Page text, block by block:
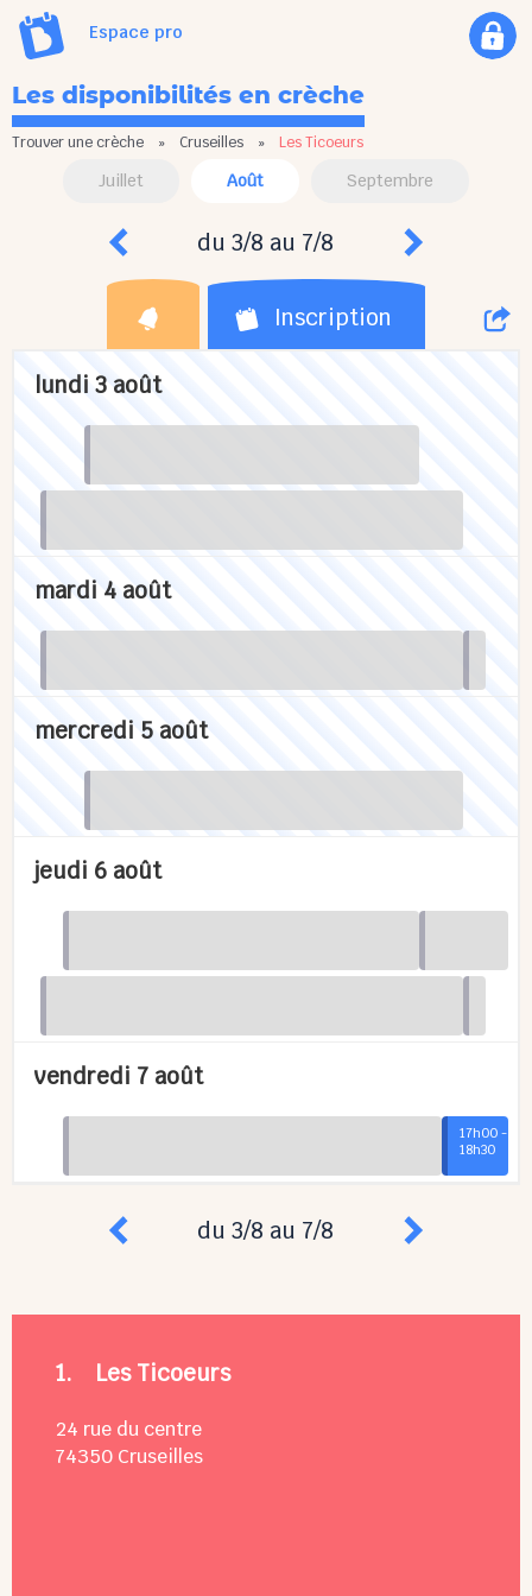
Espace pro
Les disponibilités en crèche
Trouver une crèche » Cruseilles » Les Ticoeurs
Juillet Août Septembre
du 3/8 au 7/8
Inscription
lundi 3 août
mardi 4 août
mercredi 5 août
jeudi 6 août
vendredi 7 août
17h00-
18h30
du 3/8 au 7/8
1. Les Ticoeurs
24 rue du centre
74350 Cruseilles